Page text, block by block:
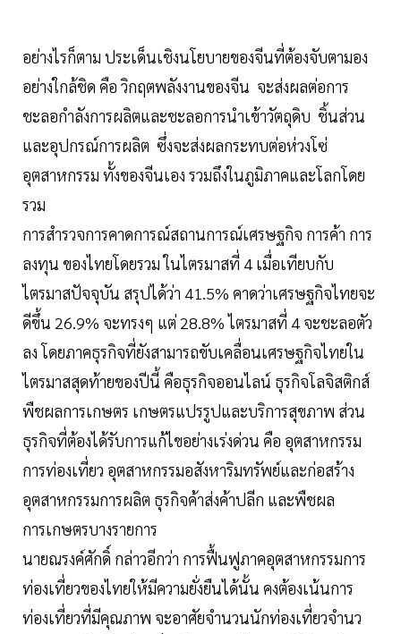
อย่างไรก็ตาม ประเด็นเชิงนโยบายของจีนที่ต้องจับตามอง
อย่างใกล้ชิด คือ วิกฤตพลังงานของจีน จะส่งผลต่อการ
ชะลอกำลังการผลิตและชะลอการนำเข้าวัตถุดิบ ชิ้นส่วน
และอุปกรณ์การผลิต ซึ่งจะส่งผลกระทบต่อห่วงโซ่
อุตสาหกรรม ทั้งของจีนเอง รวมถึงในภูมิภาคและโลกโดย
รวม
การสำรวจการคาดการณ์สถานการณ์เศรษฐกิจ การค้า การ
ลงทุน ของไทยโดยรวม ในไตรมาสที่ 4 เมื่อเทียบกับ
ไตรมาสปัจจุบัน สรุปได้ว่า 41.5% คาดว่าเศรษฐกิจไทยจะ
ดีขึ้น 26.9% จะทรงๆ แต่ 28.8% ไตรมาสที่ 4 จะชะลอตัว
ลง โดยภาคธุรกิจที่ยังสามารถขับเคลื่อนเศรษฐกิจไทยใน
ไตรมาสสุดท้ายของปีนี้ คือธุรกิจออนไลน์ ธุรกิจโลจิสติกส์
พืชผลการเกษตร เกษตรแปรรูปและบริการสุขภาพ ส่วน
ธุรกิจที่ต้องได้รับการแก้ไขอย่างเร่งด่วน คือ อุตสาหกรรม
การท่องเที่ยว อุตสาหกรรมอสังหาริมทรัพย์และก่อสร้าง
อุตสาหกรรมการผลิต ธุรกิจค้าส่งค้าปลีก และพืชผล
การเกษตรบางรายการ
นายณรงค์ศักดิ์ กล่าวอีกว่า การฟื้นฟูภาคอุตสาหกรรมการ
ท่องเที่ยวของไทยให้มีความยั่งยืนได้นั้น คงต้องเน้นการ
ท่องเที่ยวที่มีคุณภาพ จะอาศัยจำนวนนักท่องเที่ยวจำนว